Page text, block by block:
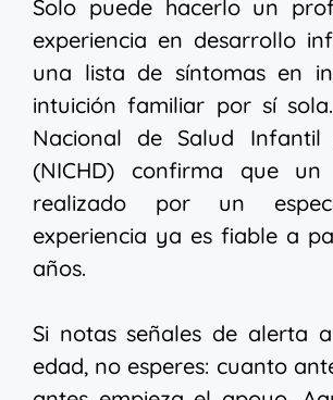
Solo puede hacerlo un
experiencia en desarrollo
una lista de síntomas en
intuición familiar por sí
Nacional de Salud Infantil
(NICHD) confirma que un
realizado por un
experiencia ya es fiable a
años.
Si notas señales de alerta
edad, no esperes: cuanto